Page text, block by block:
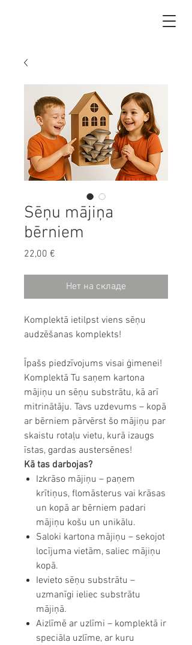
Sēņu mājiņa
bērniem
22,00 €
Нет на складе
Komplektā ietilpst viens sēņu
audzēšanas komplekts!
Īpašs piedzīvojums visai ģimenei!
Komplektā Tu saņem kartona
mājiņu un sēņu substrātu, kā arī
mitrinātāju. Tavs uzdevums – kopā
ar bērniem pārvērst šo mājiņu par
skaistu rotaļu vietu, kurā izaugs
īstas, gardas austersēnes!
Kā tas darbojas?
Izkrāso mājiņu – paņem
krītiņus, flomāsterus vai krāsas
un kopā ar bērniem padari
mājiņu košu un unikālu.
Saloki kartona mājiņu – sekojot
locījuma vietām, saliec mājiņu
kopā.
Ievieto sēņu substrātu –
uzmanīgi ieliec substrātu
mājiņā.
Aizlīmē ar uzlīmi – komplektā ir
speciāla uzlīme, ar kuru